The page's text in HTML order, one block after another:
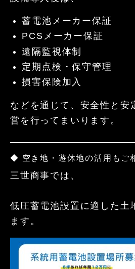
蓄電池メーカー保証
PCSメーカー保証
遠隔監視体制
定期点検・保守管理
損害保険加入
などを通じて、安全性と安
営を行ってまいります。
◆ 空き地・遊休地の活用もご
三世商事では、
低圧蓄電池設置に適した土
ます。